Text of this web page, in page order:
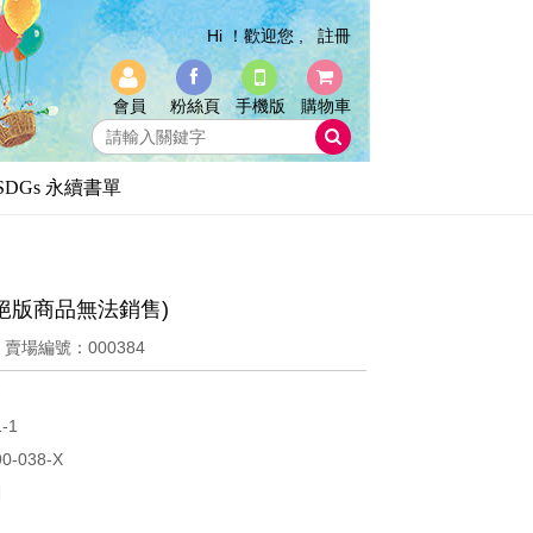
Hi ！歡迎您 , 註冊
會員 粉絲頁 手機版 購物車
永續書單
版商品無法銷售)
賣場編號：000384
1
038-X